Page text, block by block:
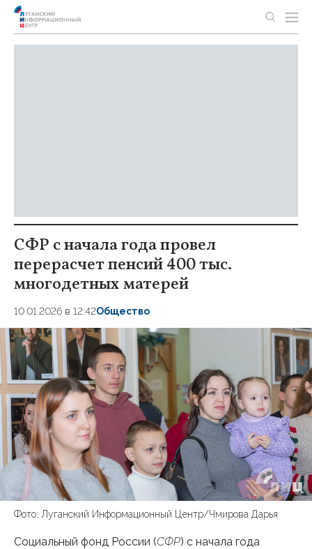
СФР с начала года провел
перерасчет пенсий 400 тыс.
многодетных матерей
10.01.2026 в 12:42Общество
Фото: Луганский Информационный Центр/Чмирова Дарья
Социальный фонд России (СФР) с начала года